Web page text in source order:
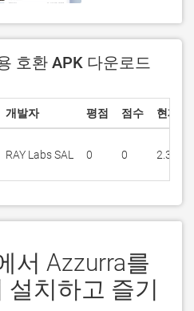
호환 APK 다운로드
개발자 평점 점수 현재
RAY Labs SAL 0 0 2.3.1
서 Azzurra를
설치하고 즐기